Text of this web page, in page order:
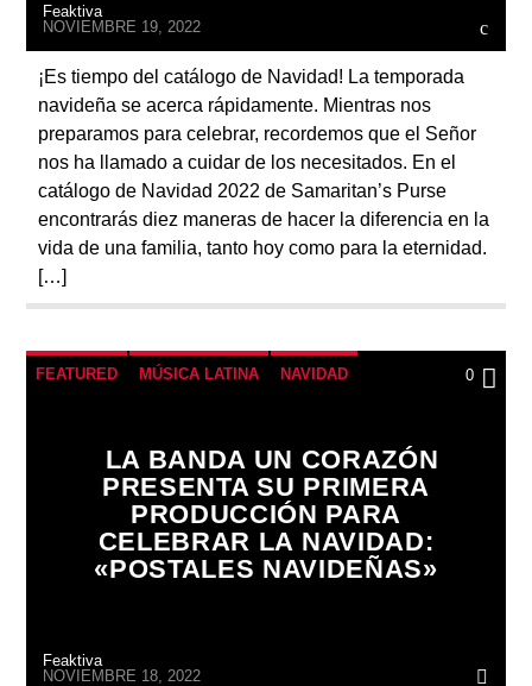
Feaktiva
NOVIEMBRE 19, 2022
¡Es tiempo del catálogo de Navidad! La temporada
navideña se acerca rápidamente. Mientras nos
preparamos para celebrar, recordemos que el Señor
nos ha llamado a cuidar de los necesitados. En el
catálogo de Navidad 2022 de Samaritan’s Purse
encontrarás diez maneras de hacer la diferencia en la
vida de una familia, tanto hoy como para la eternidad.
[…]
FEATURED MÚSICA LATINA NAVIDAD 0
LA BANDA UN CORAZÓN
PRESENTA SU PRIMERA
PRODUCCIÓN PARA
CELEBRAR LA NAVIDAD:
«POSTALES NAVIDEÑAS»
Feaktiva
NOVIEMBRE 18, 2022